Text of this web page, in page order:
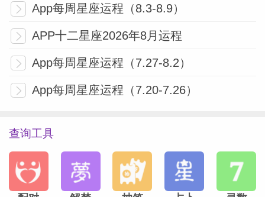
始投射到外界，你应该发现现在需要的信息
也随之而来，让你的决定更容易处理，更容
你有机会抓住等待已久的机遇，建议你尽量
果断，表现出它对你多么意义重大，全力投
以增强自己的自信。等到5月第三周，你担
心的家庭闹剧突然再次上演，既然你解决不
掉这件事，它又让你特别焦虑，你可能要么
想跑，要么拼了，具体要看你当时的心情，
App每周星座运程（8.3-8.9）
APP十二星座2026年8月运程
App每周星座运程（7.27-8.2）
App每周星座运程（7.20-7.26）
查询工具